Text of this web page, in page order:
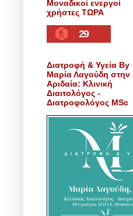
Μοναδικοί ενεργοί
χρήστες ΤΩΡΑ
29
Διατροφή & Υγεία By
Μαρία Λαγούδη στην
Αριδαία: Κλινική
Διαιτολόγος -
Διατροφολόγος MSc